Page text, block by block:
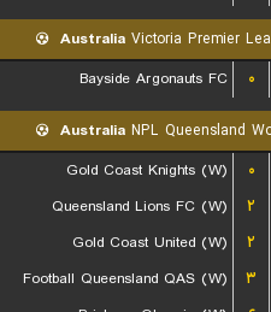
Australia Victoria Premier
Bayside Argonauts FC
۰
Australia NPL Queensland
Gold Coast Knights (W)
۰
Queensland Lions FC (W)
۲
Gold Coast United (W)
۲
Football Queensland QAS (W)
۳